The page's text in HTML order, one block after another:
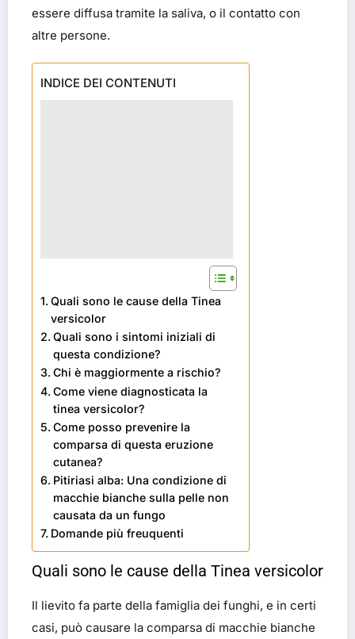
essere diffusa tramite la saliva, o il contatto con
altre persone.
INDICE DEI CONTENUTI
Quali sono le cause della Tinea
versicolor
Quali sono i sintomi iniziali di
questa condizione?
Chi è maggiormente a rischio?
Come viene diagnosticata la
tinea versicolor?
Come posso prevenire la
comparsa di questa eruzione
cutanea?
Pitiriasi alba: Una condizione di
macchie bianche sulla pelle non
causata da un fungo
Domande più freuquenti
Quali sono le cause della Tinea versicolor
Il lievito fa parte della famiglia dei funghi, e in certi
casi, può causare la comparsa di macchie bianche